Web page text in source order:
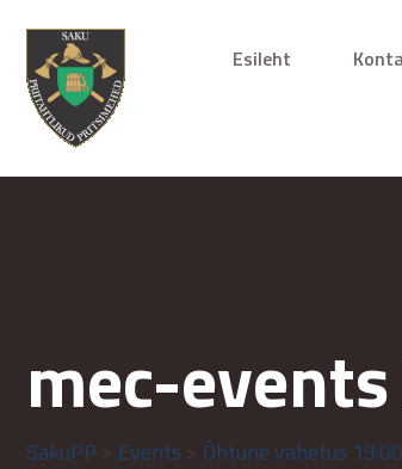
Esileht
mec-
SakuPP Events Õhtune vahetus